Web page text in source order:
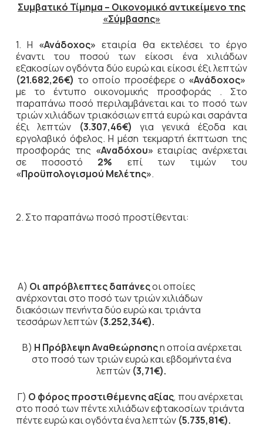
Συμβατικό Τίμημα – Οικονομικό αντικείμενο της
«Σύμβασης»
1. Η «Ανάδοχος» εταιρία θα εκτελέσει το έργο
έναντι του ποσού των είκοσι ένα χιλιάδων
εξακοσίων ογδόντα δύο ευρώ και είκοσι έξι λεπτών
(21.682,26€) το οποίο προσέφερε ο «Ανάδοχος»
με το έντυπο οικονομικής προσφοράς . Στο
παραπάνω ποσό περιλαμβάνεται και το ποσό των
τριών χιλιάδων τριακόσιων επτά ευρώ και σαράντα
έξι λεπτών
(3.307,46€) για γενικά έξοδα και
εργολαβικό όφελος. Η μέση τεκμαρτή έκπτωση της
προσφοράς της «Αναδόχου» εταιρίας ανέρχεται
σε ποσοστό 2% επί των τιμών του
«Προϋπολογισμού Μελέτης».
2. Στο παραπάνω ποσό προστίθενται:
Α) Οι απρόβλεπτες δαπάνεςοι οποίες
ανέρχονται στο ποσό των τριών χιλιάδων
διακόσιων πενήντα δύο ευρώ και τριάντα
τεσσάρων λεπτών (3.252,34€).
Β) Η Πρόβλεψη Αναθεώρησηςη οποία ανέρχεται
στο ποσό των τριών ευρώ και εβδομήντα ένα
λεπτών (3,71€).
Γ) Ο φόρος προστιθέμενης αξίας, που ανέρχεται
στο ποσό των πέντε χιλιάδων εφτακοσίων τριάντα
πέντε ευρώ και ογδόντα ένα λεπτών (5.735,81€).